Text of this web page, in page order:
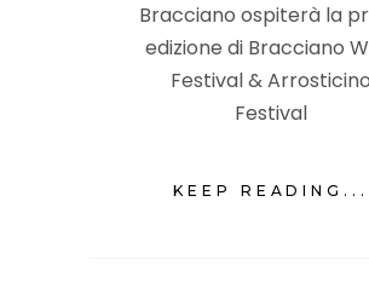
Bracciano ospiterà la
edizione di Bracciano
Festival & Arrosticino
Festival
KEEP READING...